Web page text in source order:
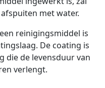
met water.
reinigingsmiddel is
De coating is
die de levensduur van
verlengt.